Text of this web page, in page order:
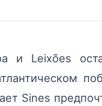
и Leixões
Sines